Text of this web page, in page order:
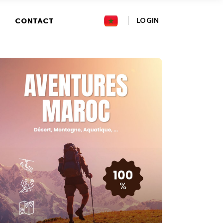
CONTACT LOGIN
FR